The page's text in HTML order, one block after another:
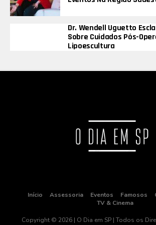
Dr. Wendell Uguetto
Sobre Cuidados Pós-
Lipoescultura
Início Assessoria Eventos Famosos
TV & Cinema
Copyright © 2026 | O Dia em SP | Todos os